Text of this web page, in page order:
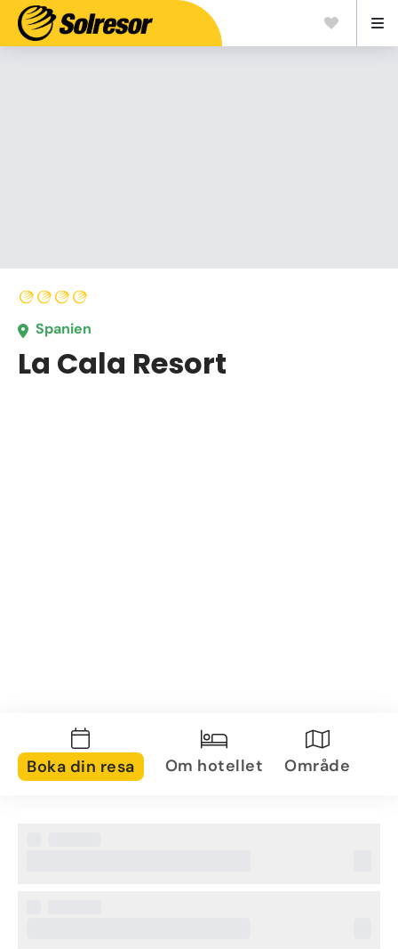
Spanien
La Cala Resort
Boka din resa Om hotellet Område